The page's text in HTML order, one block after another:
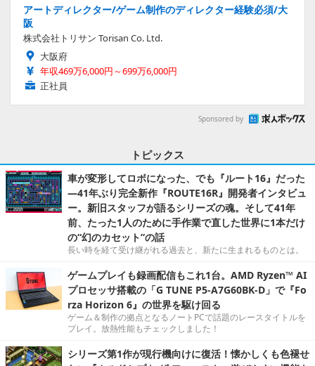
アートディレクター/ゲーム制作のディレクター経験必須/大
阪
株式会社トリサン Torisan Co. Ltd.
大阪府
年収469万6,000円～699万6,000円
正社員
Sponsored by
トピックス
車が変形してロボになった、でも『ルート16』だった
―41年ぶり完全新作『ROUTE16R』開発者インタビュ
ー。新旧スタッフが語るシリーズの魂。そして41年
前、たった1人のために手作業で直した世界に1本だけ
の“幻のカセット”の話
長い時を経て受け継がれる過去と、新たに生まれるものとは。
ゲームプレイも録画配信もこれ1台。AMD Ryzen™ AI
プロセッサ搭載の「G TUNE P5-A7G60BK-D」で『Fo
rza Horizon 6』の世界を駆け回る
ゲーム＆制作の拠点となるノートPCで話題のレースタイトルを
プレイ。放熱性能もチェックしました！
シリーズ第1作が現行機向けに復活！懐かしくも色褪せ